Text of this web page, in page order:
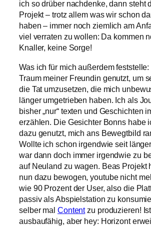
ich so drüber nachdenke, dann steht
Projekt – trotz allem was wir schon
haben – immer noch ziemlich am
viel verraten zu wollen: Da kommen
Knaller, keine Sorge!
Was ich für mich außerdem
Traum meiner Freundin genutzt, um
die Tat umzusetzen, die mich
länger umgetrieben haben. Ich als
bisher „nur“ texten und Geschichten
erzählen. Die Gesichter Bonns habe
dazu genutzt, mich ans Bewegtbild
Wollte ich schon irgendwie seit
war dann doch immer irgendwie zu
auf Neuland zu wagen. Beas Projekt
nun dazu bewogen, youtube nicht
wie 90 Prozent der User, also die
passiv als Abspielstation zu
selber mal Contentzu produzieren!
ausbaufähig, aber hey: Horizont